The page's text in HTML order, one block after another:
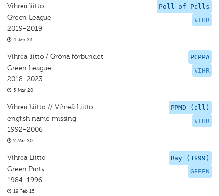
Poll of Polls
VIHR
Vihreä liitto
Green League
2019–2019
4 Jan 23
POPPA
VIHR
Vihreä liitto / Gröna förbundet
Green League
2018–2023
5 Mar 20
PPMD (all)
VIHR
Vihreä Liitto // Vihreä Liitto
english name missing
1992–2006
7 Mar 20
Ray (1999)
GREEN
Vihrea Liitto
Green Party
1984–1996
19 Feb 15